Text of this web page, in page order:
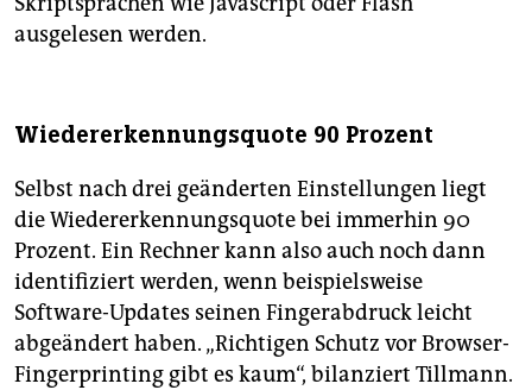
ausgelesen werden.
Wiedererkennungsquote 90 Prozent
Selbst nach drei geänderten Einstellungen liegt
die Wiedererkennungsquote bei immerhin 90
Prozent. Ein Rechner kann also auch noch dann
identifiziert werden, wenn beispielsweise
Software-Updates seinen Fingerabdruck leicht
abgeändert haben. „Richtigen Schutz vor Browser-
Fingerprinting gibt es kaum“, bilanziert Tillmann.